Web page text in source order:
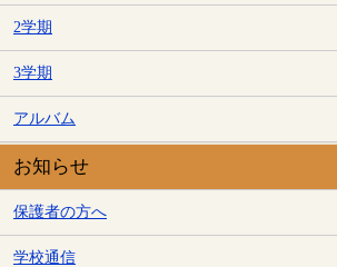
2学期
3学期
アルバム
お知らせ
保護者の方へ
学校通信